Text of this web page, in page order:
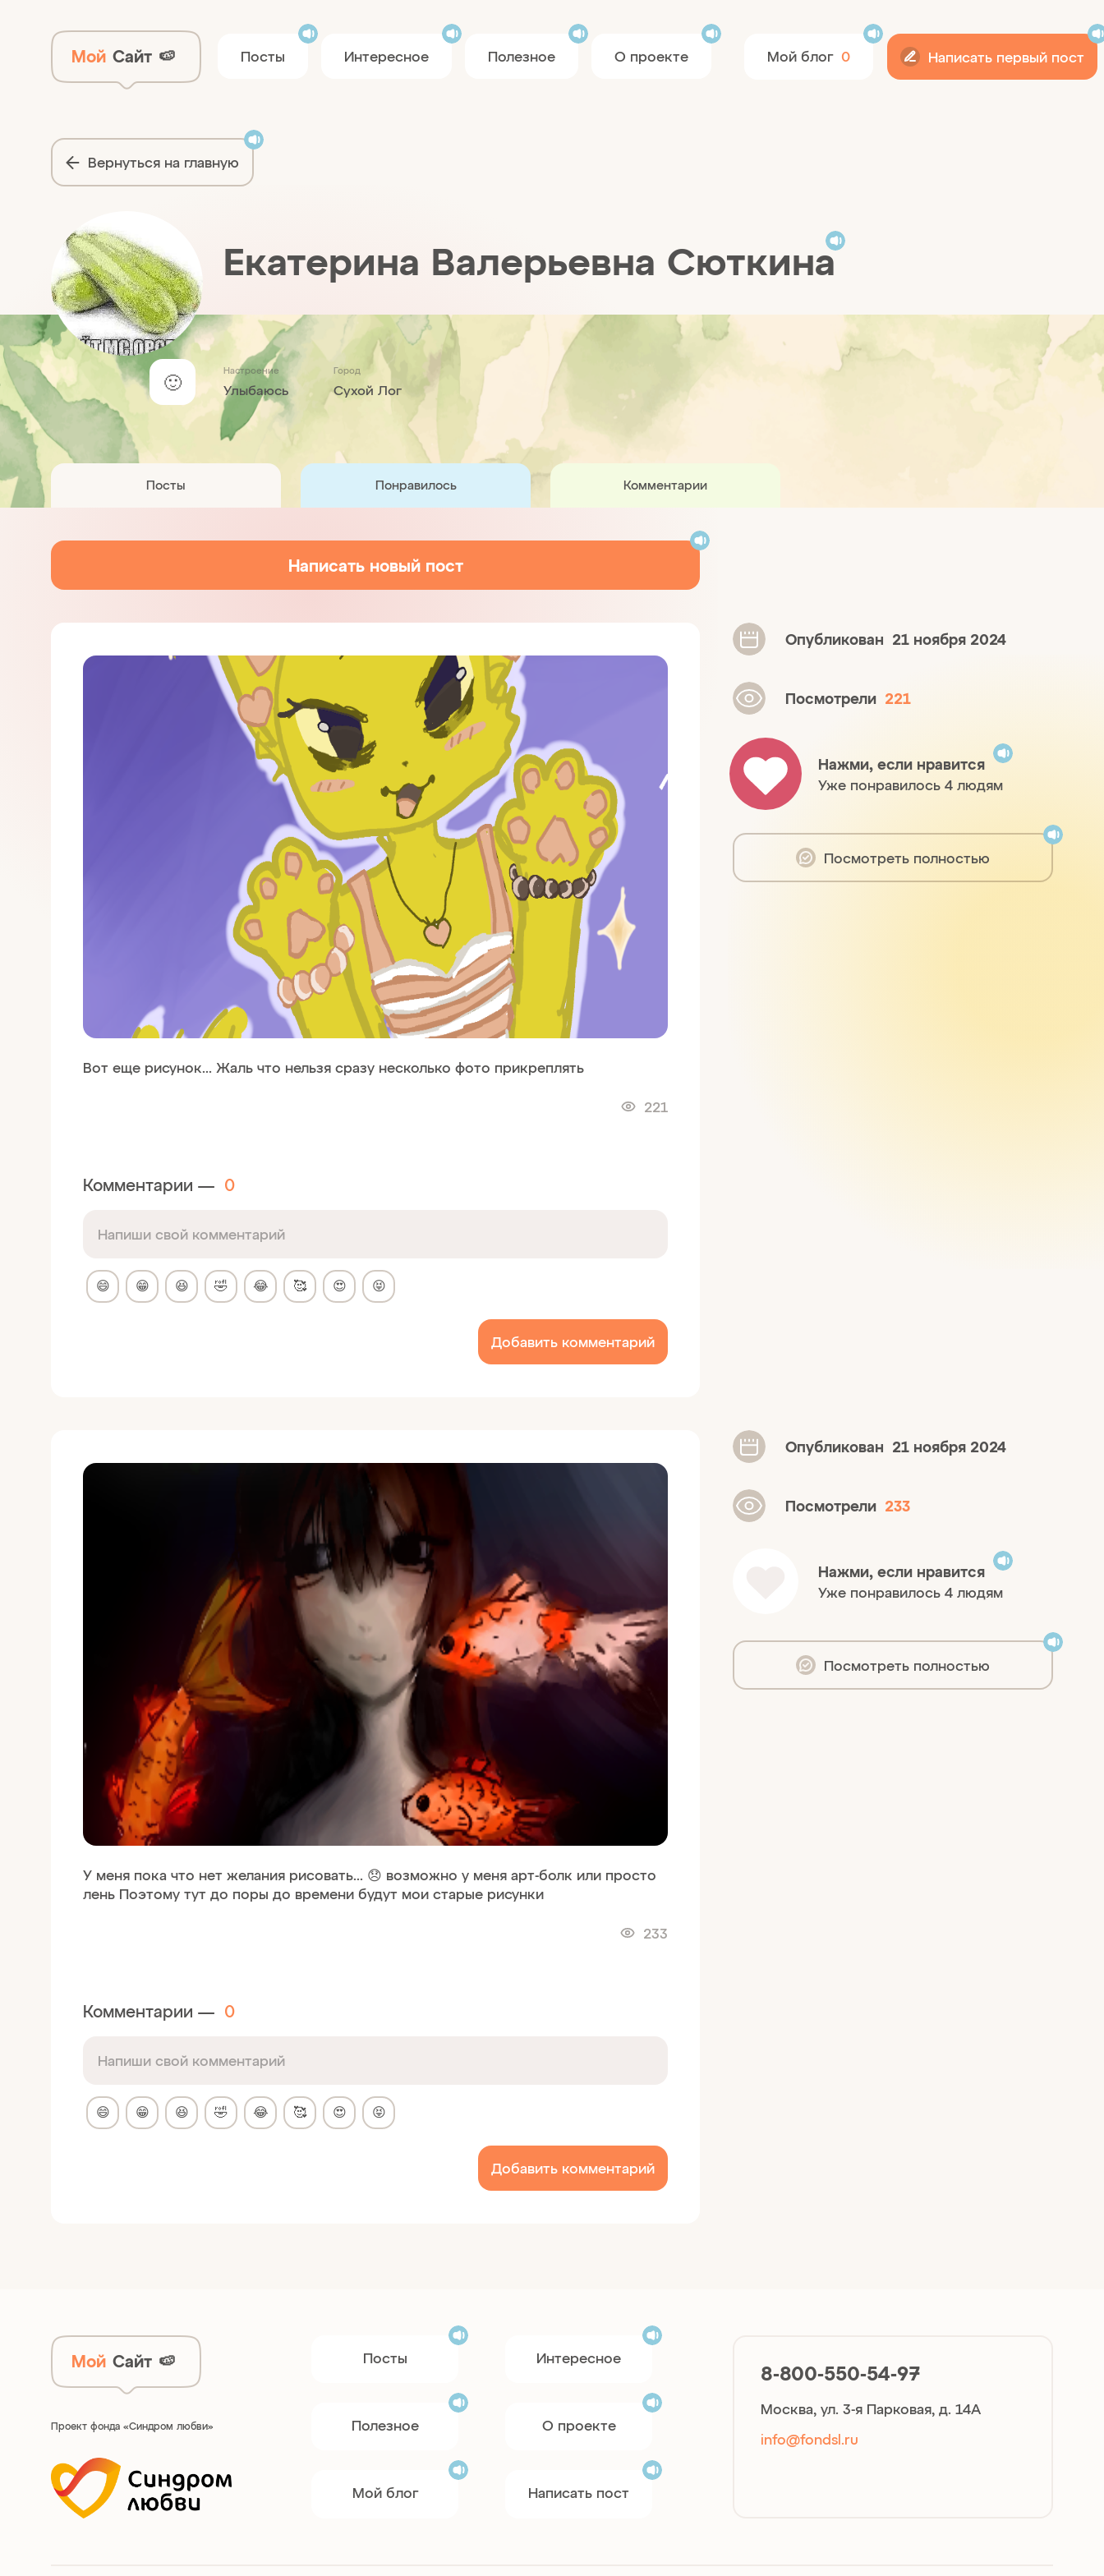
Мой Сайт 🍉 Посты Интересное Полезное О проекте Мой блог 0 Написать первый пост
12+
Вернуться на главную
🙂
Екатерина Валерьевна Сюткина
Настроение
Улыбаюсь
Город
Сухой Лог
Посты Понравилось Комментарии
Написать новый пост
Вот еще рисунок... Жаль что нельзя сразу несколько фото прикреплять
221
Комментарии — 0
😄 😁 😆 🤣 😂 🥰 😍 😝
Добавить комментарий
Опубликован 21 ноября 2024
Посмотрели 221
Нажми, если нравится
Уже понравилось 4 людям
Посмотреть полностью
У меня пока что нет желания рисовать... 😞 возможно у меня арт-болк или просто
лень Поэтому тут до поры до времени будут мои старые рисунки
233
Комментарии — 0
😄 😁 😆 🤣 😂 🥰 😍 😝
Добавить комментарий
Опубликован 21 ноября 2024
Посмотрели 233
Нажми, если нравится
Уже понравилось 4 людям
Посмотреть полностью
Мой Сайт 🍉 Посты Интересное
Полезное О проекте
Мой блог Написать пост
8-800-550-54-97
Москва, ул. 3-я Парковая, д. 14А
info@fondsl.ru
Проект фонда «Синдром любви»